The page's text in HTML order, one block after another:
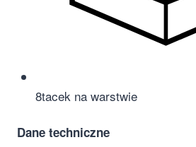
8tacek na warstwie
Dane techniczne